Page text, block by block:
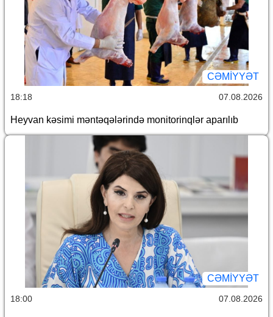
CƏMİYYƏT
18:18 07.08.2026
Heyvan kəsimi məntəqələrində monitorinqlər aparılıb
CƏMİYYƏT
18:00 07.08.2026